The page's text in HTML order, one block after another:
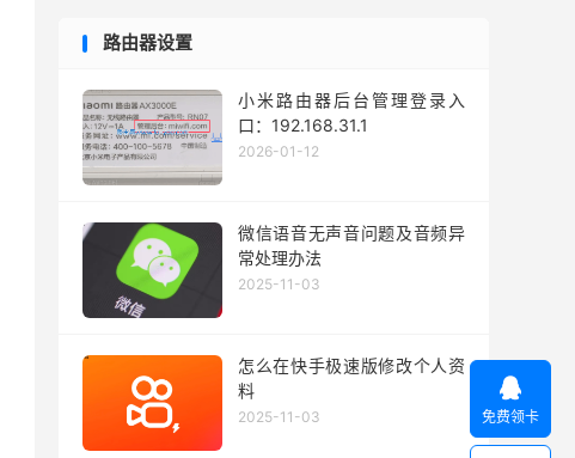
路由器设置
小米路由器后台管理登录入
口：192.168.31.1
2026-01-12
微信语音无声音问题及音频异
常处理办法
2025-11-03
怎么在快手极速版修改个人资
料
2025-11-03

免费领卡